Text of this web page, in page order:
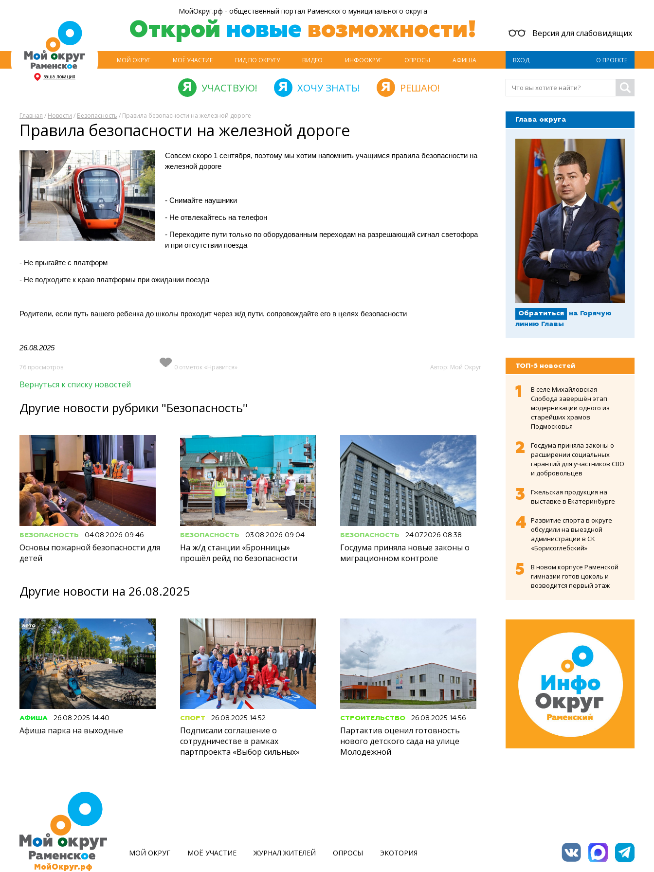
ваша локация
МойОкруг.рф - общественный портал Раменского муниципального округа
Открой новые возможности! Версия для слабовидящих
МОЙ ОКРУГ МОЁ УЧАСТИЕ ГИД ПО ОКРУГУ ВИДЕО ИНФООКРУГ ОПРОСЫ АФИША ВХОД О ПРОЕКТЕ
УЧАСТВУЮ! ХОЧУ ЗНАТЬ! РЕШАЮ!
Главная / Новости / Безопасность / Правила безопасности на железной дороге
Правила безопасности на железной дороге
Совсем скоро 1 сентября, поэтому мы хотим напомнить учащимся правила безопасности на
железной дороге
- Снимайте наушники
- Не отвлекайтесь на телефон
- Переходите пути только по оборудованным переходам на разрешающий сигнал светофора
и при отсутствии поезда
- Не прыгайте с платформ
- Не подходите к краю платформы при ожидании поезда
Родители, если путь вашего ребенка до школы проходит через ж/д пути, сопровождайте его в целях безопасности
26.08.2025
76 просмотров 0 отметок «Нравится» Автор: Мой Округ
Вернуться к списку новостей
Другие новости рубрики "Безопасность"
БЕЗОПАСНОСТЬ 04.08.2026 09:46
Основы пожарной безопасности для
детей
БЕЗОПАСНОСТЬ 03.08.2026 09:04
На ж/д станции «Бронницы»
прошёл рейд по безопасности
БЕЗОПАСНОСТЬ 24.07.2026 08:38
Госдума приняла новые законы о
миграционном контроле
Другие новости на 26.08.2025
АФИША 26.08.2025 14:40
Афиша парка на выходные
СПОРТ 26.08.2025 14:52
Подписали соглашение о
сотрудничестве в рамках
партпроекта «Выбор сильных»
СТРОИТЕЛЬСТВО 26.08.2025 14:56
Партактив оценил готовность
нового детского сада на улице
Молодежной
Глава округа
Обратиться
на Горячую
линию Главы
ТОП-5 новостей
В селе Михайловская
Слобода завершён этап
модернизации одного из
старейших храмов
Подмосковья
Госдума приняла законы о
расширении социальных
гарантий для участников СВО
и добровольцев
Гжельская продукция на
выставке в Екатеринбурге
Развитие спорта в округе
обсудили на выездной
администрации в СК
«Борисоглебский»
В новом корпусе Раменской
гимназии готов цоколь и
возводится первый этаж
МойОкруг.рф
МОЙ ОКРУГ МОЁ УЧАСТИЕ ЖУРНАЛ ЖИТЕЛЕЙ ОПРОСЫ ЭКОТОРИЯ